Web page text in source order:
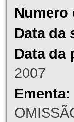
Numero
Data da
Data da
2007
Ementa: